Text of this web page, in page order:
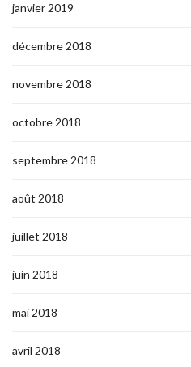
janvier 2019
décembre 2018
novembre 2018
octobre 2018
septembre 2018
août 2018
juillet 2018
juin 2018
mai 2018
avril 2018